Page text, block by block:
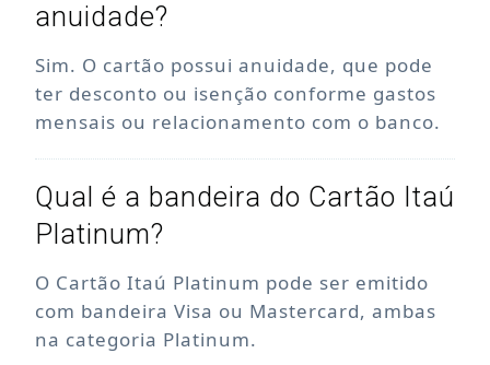
anuidade?
Sim. O cartão possui anuidade, que pode
ter desconto ou isenção conforme gastos
mensais ou relacionamento com o banco.
Qual é a bandeira do Cartão Itaú
Platinum?
O Cartão Itaú Platinum pode ser emitido
com bandeira Visa ou Mastercard, ambas
na categoria Platinum.